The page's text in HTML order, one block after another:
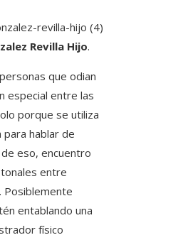
Revilla Hijo.
que odian
especial entre las
porque se utiliza
para hablar de
eso, encuentro
entre
Posiblemente
entablando una
físico